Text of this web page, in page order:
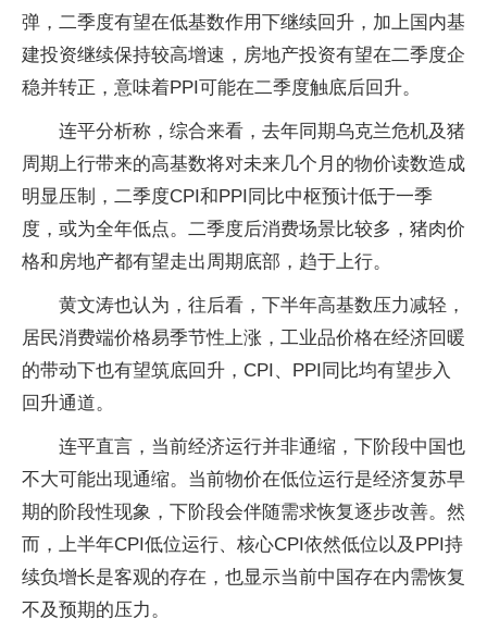
弹，二季度有望在低基数作用下继续回升，加上国内基
建投资继续保持较高增速，房地产投资有望在二季度企
稳并转正，意味着PPI可能在二季度触底后回升。
连平分析称，综合来看，去年同期乌克兰危机及猪
周期上行带来的高基数将对未来几个月的物价读数造成
明显压制，二季度CPI和PPI同比中枢预计低于一季
度，或为全年低点。二季度后消费场景比较多，猪肉价
格和房地产都有望走出周期底部，趋于上行。
黄文涛也认为，往后看，下半年高基数压力减轻，
居民消费端价格易季节性上涨，工业品价格在经济回暖
的带动下也有望筑底回升，CPI、PPI同比均有望步入
回升通道。
连平直言，当前经济运行并非通缩，下阶段中国也
不大可能出现通缩。当前物价在低位运行是经济复苏早
期的阶段性现象，下阶段会伴随需求恢复逐步改善。然
而，上半年CPI低位运行、核心CPI依然低位以及PPI持
续负增长是客观的存在，也显示当前中国存在内需恢复
不及预期的压力。